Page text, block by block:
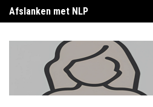
Skip
to
Afslanken met NLP